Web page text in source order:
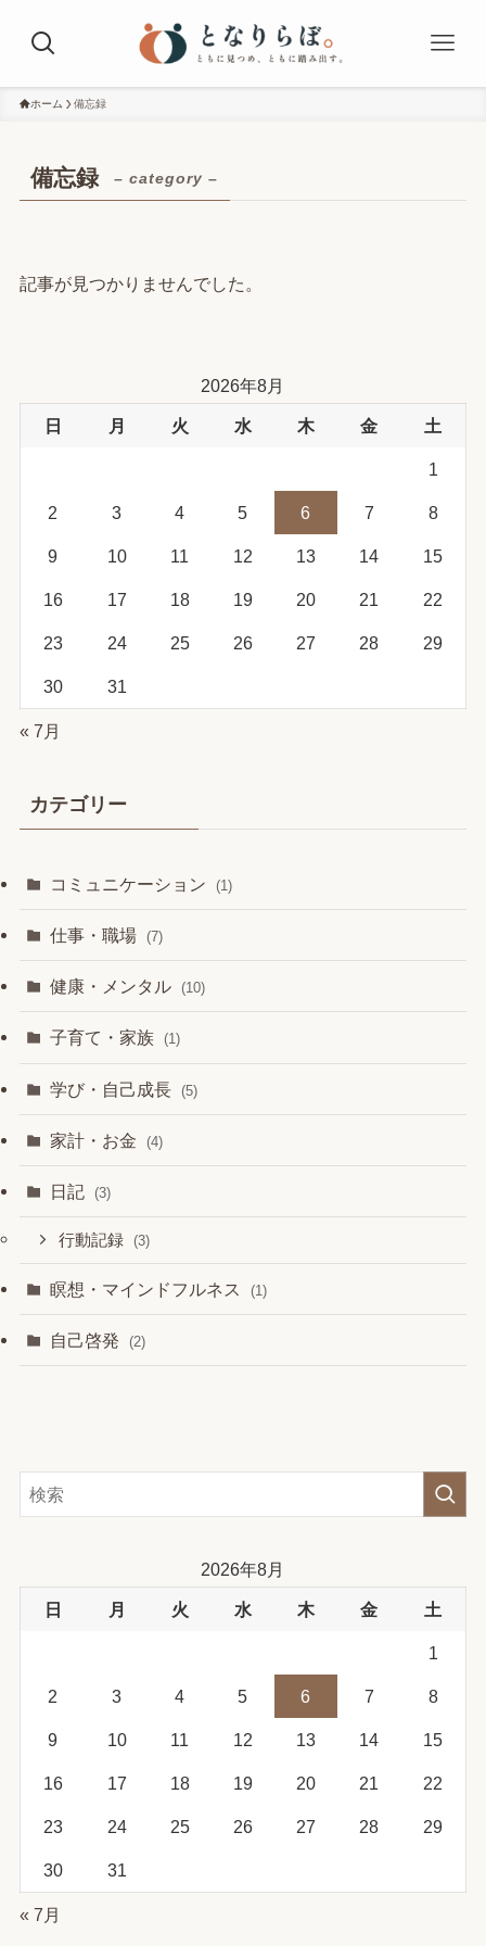
ホーム 備忘録
備忘録 – category –
記事が見つかりませんでした。
2026年8月
日 月 火 水 木 金 土
1
2 3 4 5 6 7 8
9 10 11 12 13 14 15
16 17 18 19 20 21 22
23 24 25 26 27 28 29
30 31
« 7月
カテゴリー
コミュニケーション (1)
仕事・職場 (7)
健康・メンタル (10)
子育て・家族 (1)
学び・自己成長 (5)
家計・お金 (4)
日記 (3)
行動記録 (3)
瞑想・マインドフルネス (1)
自己啓発 (2)
2026年8月
日 月 火 水 木 金 土
1
2 3 4 5 6 7 8
9 10 11 12 13 14 15
16 17 18 19 20 21 22
23 24 25 26 27 28 29
30 31
« 7月